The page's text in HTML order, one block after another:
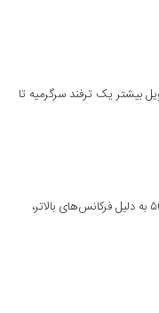
بیشتر یک ترفند سرگرمیه تا
ساخت تقویت کننده آنتن برای فناوری‌های ۴G و ۵G به دلیل فرکانس‌های بالاتر،